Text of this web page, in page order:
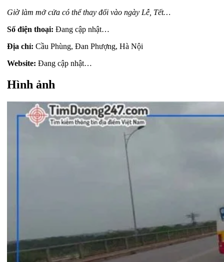
Giờ làm mở cửa có thể thay đổi vào ngày Lễ, Tết…
Số điện thoại: Đang cập nhật…
Địa chỉ: Cầu Phùng, Đan Phượng, Hà Nội
Website: Đang cập nhật…
Hình ảnh